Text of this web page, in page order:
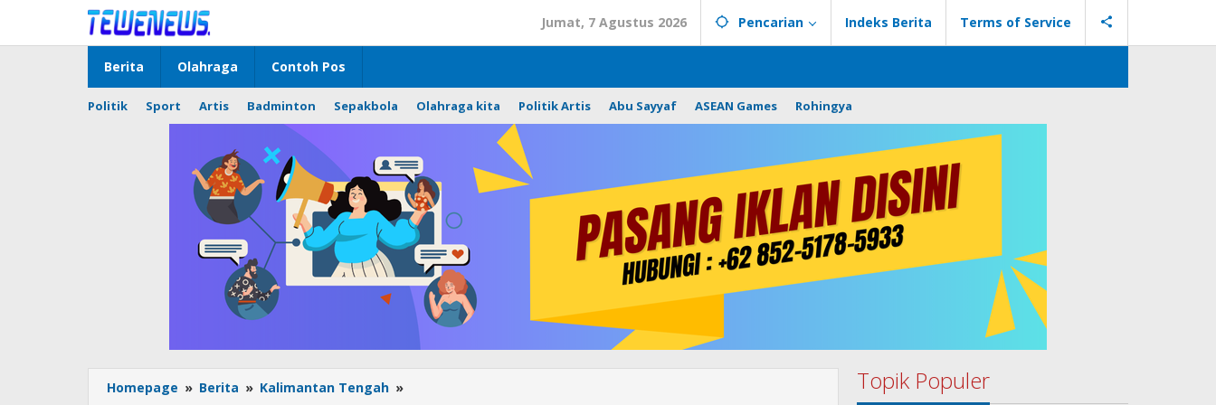
konten
Jumat, 7 Agustus 2026 Pencarian Indeks Berita Terms of Service
Berita Olahraga Contoh Pos
Politik Sport Artis Badminton Sepakbola Olahraga kita Politik Artis Abu Sayyaf ASEAN Games Rohingya
Homepage » Berita » Kalimantan Tengah » Topik Populer